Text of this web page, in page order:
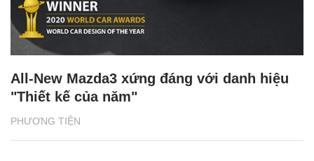
PHƯƠNG TIỆN
All-New Mazda3 xứng đáng với danh hiệu
"Thiết kế của năm"